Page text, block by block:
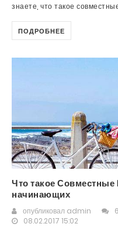
знаете, что такое
ПОДРОБНЕЕ
Что такое
начинающих
опубликовал admin
08.02.2017 15:02